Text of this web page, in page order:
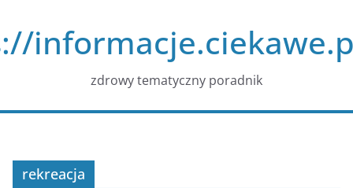
treści
zdrowy tematyczny poradnik
rekreacja